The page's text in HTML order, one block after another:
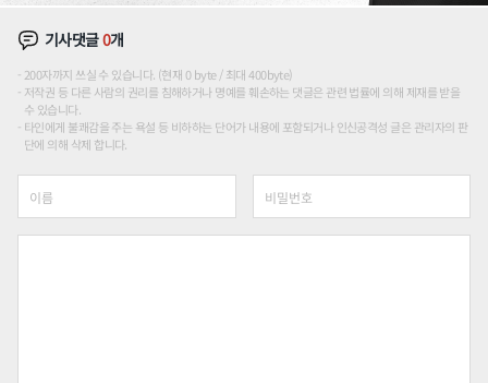
기사댓글0개
200자까지 쓰실 수 있습니다. (현재 0 byte / 최대 400byte)
저작권 등 다른 사람의 권리를 침해하거나 명예를 훼손하는 댓글은 관련 법률에 의해 제재를 받을
수 있습니다.
타인에게 불쾌감을 주는 욕설 등 비하하는 단어가 내용에 포함되거나 인신공격성 글은 관리자의 판
단에 의해 삭제 합니다.